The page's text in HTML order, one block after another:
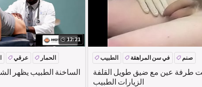
12:21
الساخنة الطبيب يظهر
عرقي الحمار
طرفة عين مع ضيق طويل القلفة
الزيارات الطبيب
الطبيب في سن المراهقة صنم